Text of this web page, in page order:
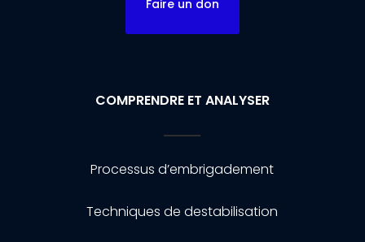
Faire un don
COMPRENDRE ET ANALYSER
Processus d’embrigadement
Techniques de destabilisation